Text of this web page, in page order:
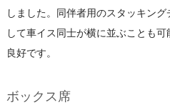
しました。同伴者用のスタッキン
して車イス同士が横に並ぶことも
良好です。
ボックス席